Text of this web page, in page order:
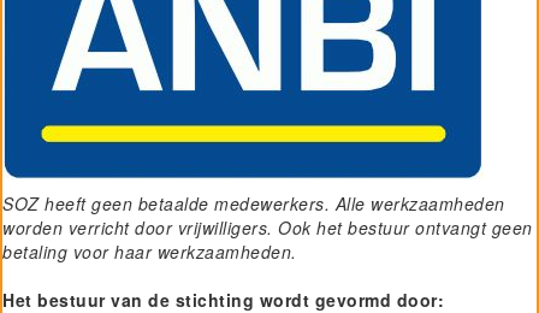
SOZ heeft geen betaalde medewerkers. Alle werkzaamheden
worden verricht door vrijwilligers. Ook het bestuur ontvangt geen
betaling voor haar werkzaamheden.
Het bestuur van de stichting wordt gevormd door: